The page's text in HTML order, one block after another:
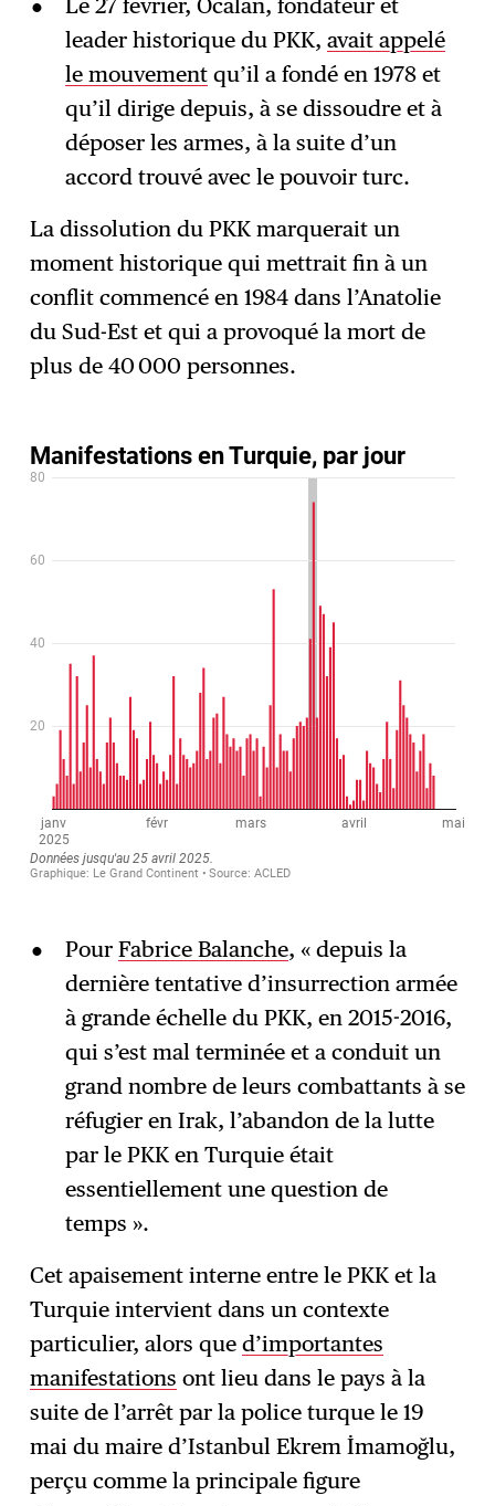
Le 27 février, Öcalan, fondateur et
leader historique du PKK, avait appelé
le mouvementqu’il a fondé en 1978 et
qu’il dirige depuis, à se dissoudre et à
déposer les armes, à la suite d’un
accord trouvé avec le pouvoir turc.
La dissolution du PKK marquerait un
moment historique qui mettrait fin à un
conflit commencé en 1984 dans l’Anatolie
du Sud-Est et qui a provoqué la mort de
plus de 40 000 personnes.
Pour Fabrice Balanche, « depuis la
dernière tentative d’insurrection armée
à grande échelle du PKK, en 2015-2016,
qui s’est mal terminée et a conduit un
grand nombre de leurs combattants à se
réfugier en Irak, l’abandon de la lutte
par le PKK en Turquie était
essentiellement une question de
temps ».
Cet apaisement interne entre le PKK et la
Turquie intervient dans un contexte
particulier, alors qued’importantes
manifestations ont lieu dans le pays à la
suite de l’arrêt par la police turque le 19
mai du maire d’Istanbul Ekrem İmamoğlu,
perçu comme la principale figure